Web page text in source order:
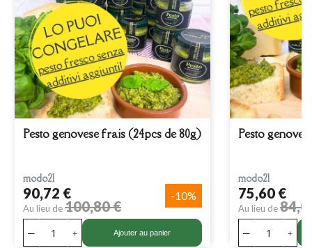
Pesto genovese frais (24pcs de 80g)
modo21
90,72 €
Au lieu de100,80 €
-10%
Ajouter au panier
Pesto
modo21
75,60 €
Au lieu de